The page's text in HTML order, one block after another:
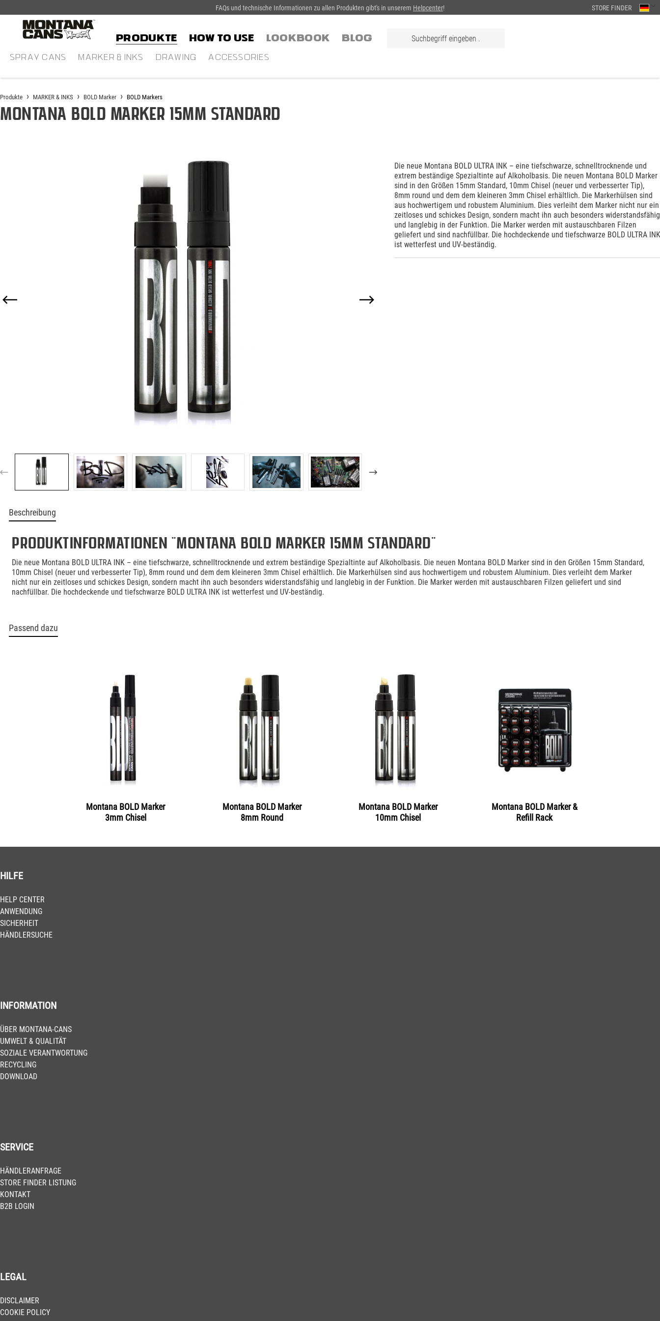
FAQs und technische Informationen zu allen Produkten gibt's in unserem Helpcenter! STORE FINDER
Produkte HOW TO USE LOOKBOOK Blog
SPRAY CANS MARKER & INKS DRAWING ACCESSORIES
Produkte MARKER & INKS BOLD Marker BOLD Markers
Montana BOLD Marker 15mm Standard
Die neue Montana BOLD ULTRA INK – eine tiefschwarze, schnelltrocknende und
extrem beständige Spezialtinte auf Alkoholbasis. Die neuen Montana BOLD Marker
sind in den Größen 15mm Standard, 10mm Chisel (neuer und verbesserter Tip),
8mm round und dem dem kleineren 3mm Chisel erhältlich. Die Markerhülsen sind
aus hochwertigem und robustem Aluminium. Dies verleiht dem Marker nicht nur ein
zeitloses und schickes Design, sondern macht ihn auch besonders widerstandsfähig
und langlebig in der Funktion. Die Marker werden mit austauschbaren Filzen
geliefert und sind nachfüllbar. Die hochdeckende und tiefschwarze BOLD ULTRA
ist wetterfest und UV-beständig.
Beschreibung
Produktinformationen "Montana BOLD Marker 15mm Standard"
Die neue Montana BOLD ULTRA INK – eine tiefschwarze, schnelltrocknende und extrem beständige Spezialtinte auf Alkoholbasis. Die neuen Montana BOLD Marker sind in den Größen 15mm Standard,
10mm Chisel (neuer und verbesserter Tip), 8mm round und dem dem kleineren 3mm Chisel erhältlich. Die Markerhülsen sind aus hochwertigem und robustem Aluminium. Dies verleiht dem Marker
nicht nur ein zeitloses und schickes Design, sondern macht ihn auch besonders widerstandsfähig und langlebig in der Funktion. Die Marker werden mit austauschbaren Filzen geliefert und sind
nachfüllbar. Die hochdeckende und tiefschwarze BOLD ULTRA INK ist wetterfest und UV-beständig.
Passend dazu
Montana BOLD Marker
3mm Chisel
Montana BOLD Marker
8mm Round
Montana BOLD Marker
10mm Chisel
Montana BOLD Marker &
Refill Rack
HILFE
HELP CENTER
ANWENDUNG
SICHERHEIT
HÄNDLERSUCHE
INFORMATION
ÜBER MONTANA-CANS
UMWELT & QUALITÄT
SOZIALE VERANTWORTUNG
RECYCLING
DOWNLOAD
SERVICE
HÄNDLERANFRAGE
STORE FINDER LISTUNG
KONTAKT
B2B LOGIN
LEGAL
DISCLAIMER
COOKIE POLICY